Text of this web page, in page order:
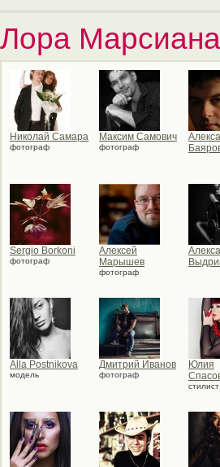
Лора Марсиана
Николай Самара
фотограф
Максим Самович
фотограф
Sergio Borkoni
фотограф
Алексей
Марышев
фотограф
Alla Postnikova
модель
Дмитрий Иванов
фотограф
Юлия
стилист